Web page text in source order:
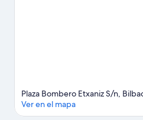
Plaza Bombero Etxaniz S/n,
Ver en el mapa